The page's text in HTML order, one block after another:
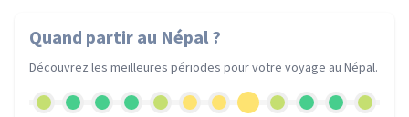
Quand partir au Népal ?
Découvrez les meilleures périodes pour votre voyage au Népal.